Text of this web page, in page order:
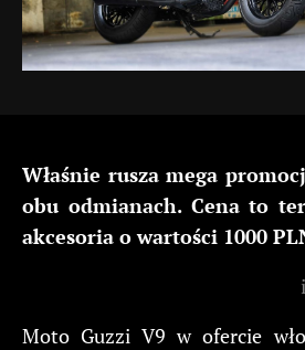
Właśnie rusza mega
obu odmianach. Cena to
akcesoria o wartości 1000
Moto Guzzi V9 w ofercie